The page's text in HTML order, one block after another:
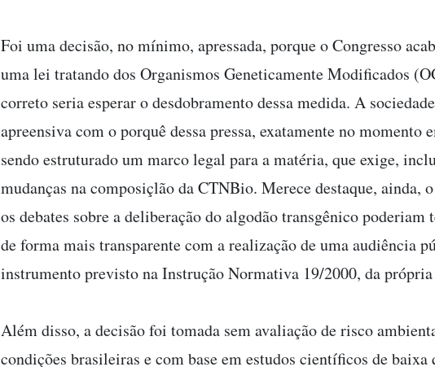
Foi uma decisão, no mínimo, apressada, porque o Congresso
uma lei tratando dos Organismos Geneticamente Modificados
correto seria esperar o desdobramento dessa medida. A
apreensiva com o porquê dessa pressa, exatamente no momento
sendo estruturado um marco legal para a matéria, que exige,
mudanças na composiçlão da CTNBio. Merece destaque, ainda,
os debates sobre a deliberação do algodão transgênico poderiam
de forma mais transparente com a realização de uma audiência
instrumento previsto na Instrução Normativa 19/2000, da
Além disso, a decisão foi tomada sem avaliação de risco
condições brasileiras e com base em estudos científicos de baixa